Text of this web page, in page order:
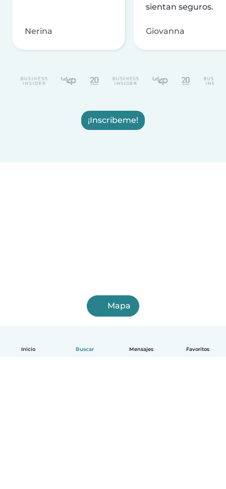
Inicio Buscar Mensajes Favoritos
Nerina
sientan seguros.
Giovanna
¡Inscribeme!
Mapa